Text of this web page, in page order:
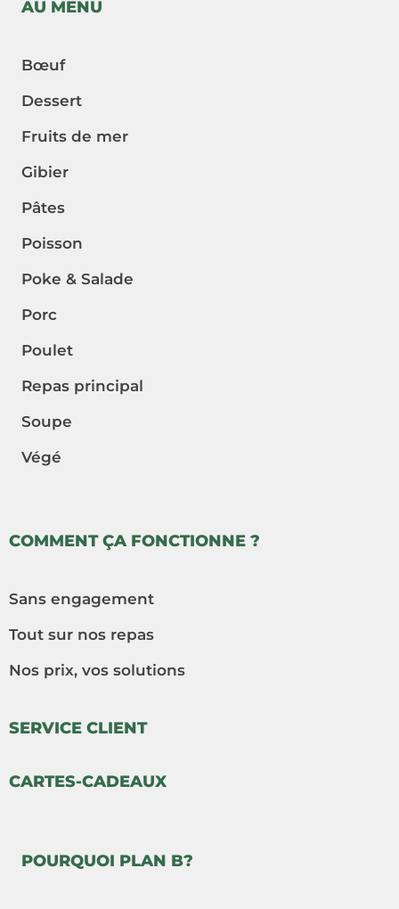
AU MENU
Bœuf
Dessert
Fruits de mer
Gibier
Pâtes
Poisson
Poke & Salade
Porc
Poulet
Repas principal
Soupe
Végé
COMMENT ÇA FONCTIONNE ?
Sans engagement
Tout sur nos repas
Nos prix, vos solutions
SERVICE CLIENT
CARTES-CADEAUX
POURQUOI PLAN B?